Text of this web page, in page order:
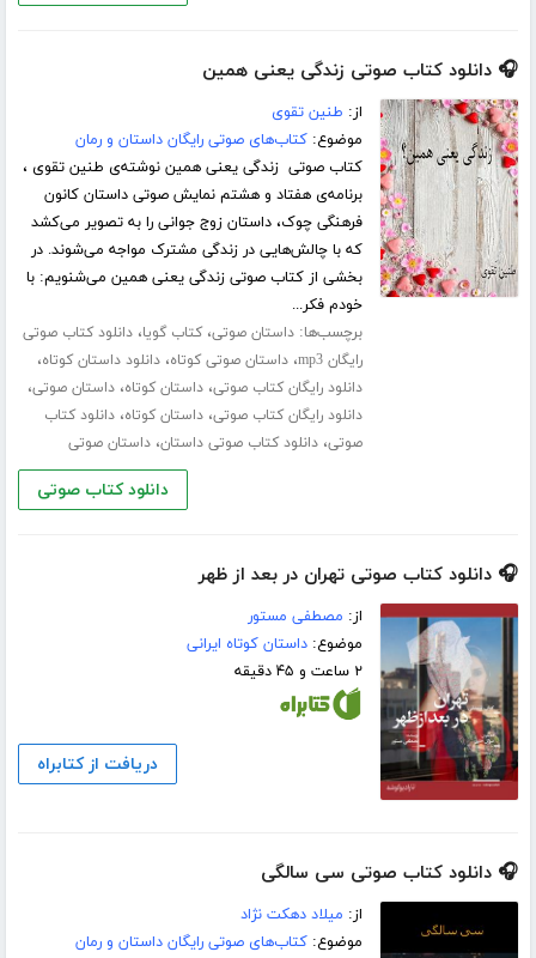
🎧 دانلود کتاب صوتی زندگی یعنی همین
از: طنین تقوی
موضوع:کتاب‌های صوتی رایگان داستان و رمان
کتاب صوتی زندگی یعنی همین نوشته‌ی طنین تقوی ،
برنامه‌ی هفتاد و هشتم نمایش صوتی داستان کانون
فرهنگی چوک، داستان زوج جوانی را به تصویر می‌کشد
که با چالش‌هایی در زندگی مشترک مواجه می‌شوند. در
بخشی از کتاب صوتی زندگی یعنی همین می‌شنویم: با
خودم فکر...
برچسب‌ها:داستان صوتی،کتاب گویا،دانلود کتاب صوتی
رایگان mp3
،داستان صوتی کوتاه،دانلود داستان کوتاه،
دانلود رایگان کتاب صوتی،داستان کوتاه،داستان صوتی،
دانلود رایگان کتاب صوتی،داستان کوتاه،دانلود کتاب
صوتی،دانلود کتاب صوتی داستان،داستان صوتی
دانلود کتاب صوتی
🎧 دانلود کتاب صوتی تهران در بعد از ظهر
از: مصطفی مستور
موضوع:داستان کوتاه ایرانی
۲ ساعت و ۴۵ دقیقه
دریافت از کتابراه
🎧 دانلود کتاب صوتی سی سالگی
از: میلاد دهکت نژاد
موضوع:کتاب‌های صوتی رایگان داستان و رمان